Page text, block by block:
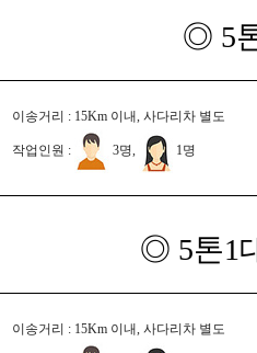
◎ 5
이송거리 : 15Km 이내, 사다리차 별도
작업인원 : 3명, 1명
◎ 5톤1
이송거리 : 15Km 이내, 사다리차 별도